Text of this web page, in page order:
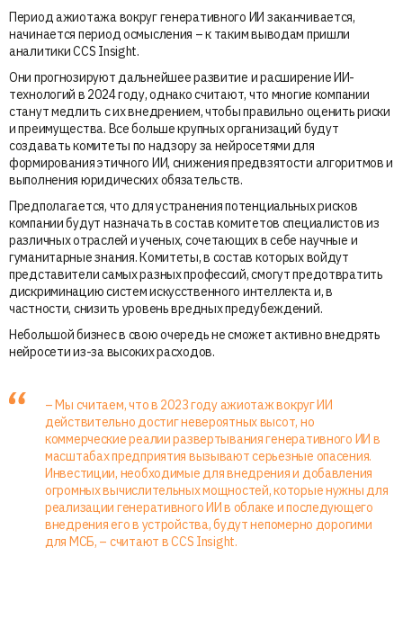
Период ажиотажа вокруг генеративного ИИ заканчивается,
начинается период осмысления – к таким выводам пришли
аналитики CCS Insight.
Они прогнозируют дальнейшее развитие и расширение ИИ-
технологий в 2024 году, однако считают, что многие компании
станут медлить с их внедрением, чтобы правильно оценить риски
и преимущества. Все больше крупных организаций будут
создавать комитеты по надзору за нейросетями для
формирования этичного ИИ, снижения предвзятости алгоритмов и
выполнения юридических обязательств.
Предполагается, что для устранения потенциальных рисков
компании будут назначать в состав комитетов специалистов из
различных отраслей и ученых, сочетающих в себе научные и
гуманитарные знания. Комитеты, в состав которых войдут
представители самых разных профессий, смогут предотвратить
дискриминацию систем искусственного интеллекта и, в
частности, снизить уровень вредных предубеждений.
Небольшой бизнес в свою очередь не сможет активно внедрять
нейросети из-за высоких расходов.
– Мы считаем, что в 2023 году ажиотаж вокруг ИИ
действительно достиг невероятных высот, но
коммерческие реалии развертывания генеративного ИИ в
масштабах предприятия вызывают серьезные опасения.
Инвестиции, необходимые для внедрения и добавления
огромных вычислительных мощностей, которые нужны для
реализации генеративного ИИ в облаке и последующего
внедрения его в устройства, будут непомерно дорогими
для МСБ, – считают в CCS Insight.